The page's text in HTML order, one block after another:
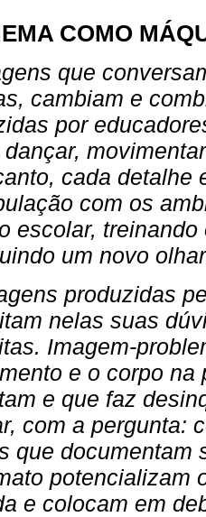
COMO
que
cambiam e
por
dançar,
cada detalhe
com os
escolar,
um novo
produzidas
nelas suas
Imagem-
e o corpo na
e que faz
com a pergunta:
que documentam
potencializam
e colocam em